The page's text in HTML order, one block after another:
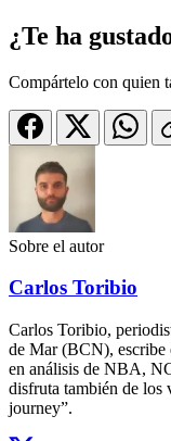
¿Te ha
Compártelo con quien
Sobre el autor
Carlos Toribio
Carlos Toribio,
de Mar (BCN), escribe
en análisis de NBA,
disfruta también de los
journey”.